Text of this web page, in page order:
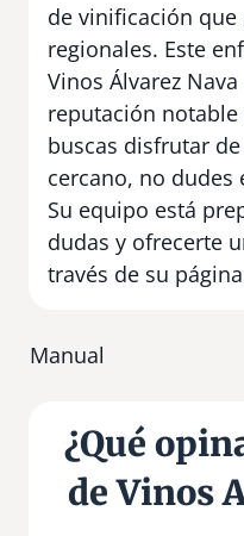
de vinificación
regionales. Este
Vinos Álvarez
reputación
buscas disfrutar
cercano, no dudes
Su equipo está
dudas y ofrecerte
través de su
Manual
¿Qué
de Vinos